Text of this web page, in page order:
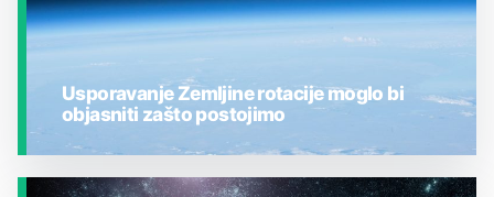
Usporavanje Zemljine rotacije moglo bi
objasniti zašto postojimo